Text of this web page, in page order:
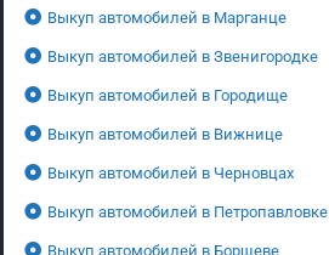
Выкуп автомобилей в Марганце
Выкуп автомобилей в Звенигородке
Выкуп автомобилей в Городище
Выкуп автомобилей в Вижнице
Выкуп автомобилей в Черновцах
Выкуп автомобилей в Петропавловке
Выкуп автомобилей в Борщеве